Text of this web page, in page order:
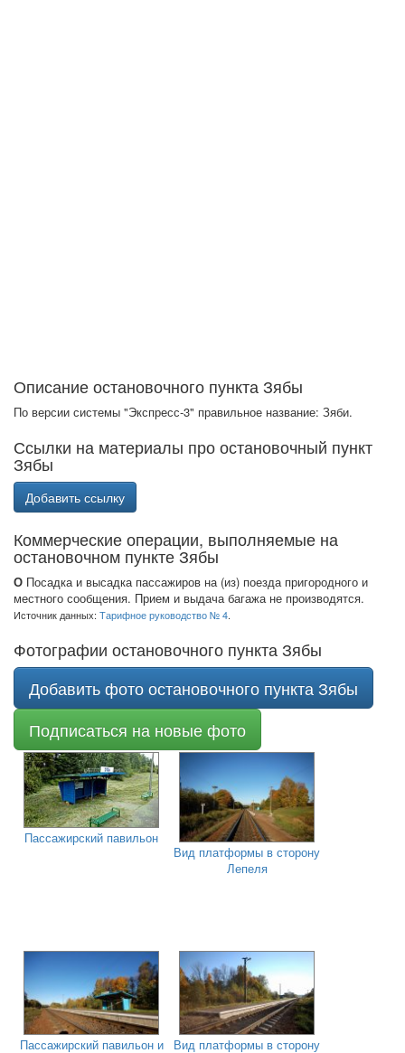
Описание остановочного пункта Зябы
По версии системы "Экспресс-3" правильное название: Зяби.
Ссылки на материалы про остановочный пункт
Зябы
Добавить ссылку
Коммерческие операции, выполняемые на
остановочном пункте Зябы
О Посадка и высадка пассажиров на (из) поезда пригородного и
местного сообщения. Прием и выдача багажа не производятся.
Источник данных: Тарифное руководство № 4.
Фотографии остановочного пункта Зябы
Добавить фото остановочного пункта Зябы
Подписаться на новые фото
Пассажирский павильон
Вид платформы в сторону
Лепеля
Пассажирский павильон и
Вид платформы в сторону